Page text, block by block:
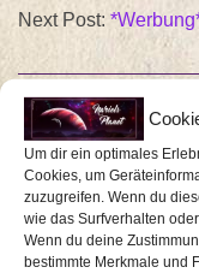
Um dir ein optimales
Cookies, um
zuzugreifen. Wenn du
wie das Surfverhalten
Wenn du deine
bestimmte Merkmale und
Next Post:
4 KOMMENTARE
Sieht toll aus.
Weihnachten